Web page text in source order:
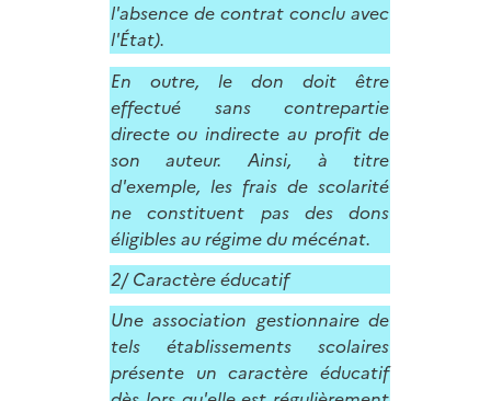
l'absence de contrat conclu avec
l'État).
En outre, le don doit être
effectué sans contrepartie
directe ou indirecte au profit de
son auteur. Ainsi, à titre
d'exemple, les frais de scolarité
ne constituent pas des dons
éligibles au régime du mécénat.
2/ Caractère éducatif
Une association gestionnaire de
tels établissements scolaires
présente un caractère éducatif